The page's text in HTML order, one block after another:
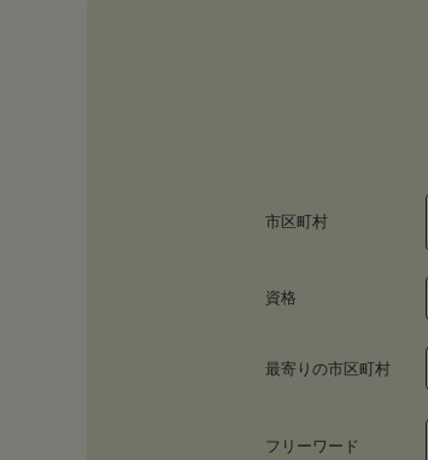
市区町村
資格
最寄りの市区町村
フリーワード